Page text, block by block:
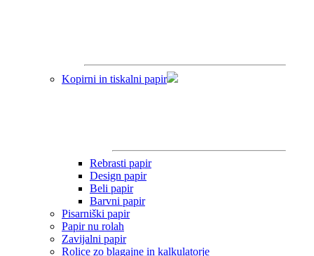
Kopirni in tiskalni papir
Rebrasti papir
Design papir
Beli papir
Barvni papir
Pisarniški papir
Papir nu rolah
Zavijalni papir
Rolice zo blagajne in kalkulatorje